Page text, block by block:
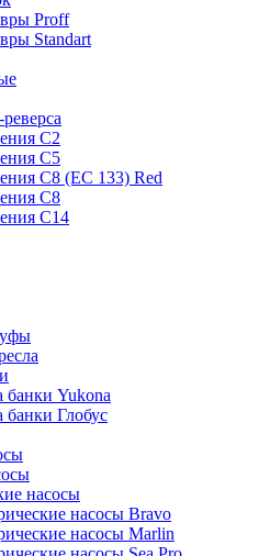
Proff
Standart
C2
C5
C8 (ЕС 133) Red
C8
C14
банки Yukona
банки Глобус
насосы
насосы Bravo
насосы Marlin